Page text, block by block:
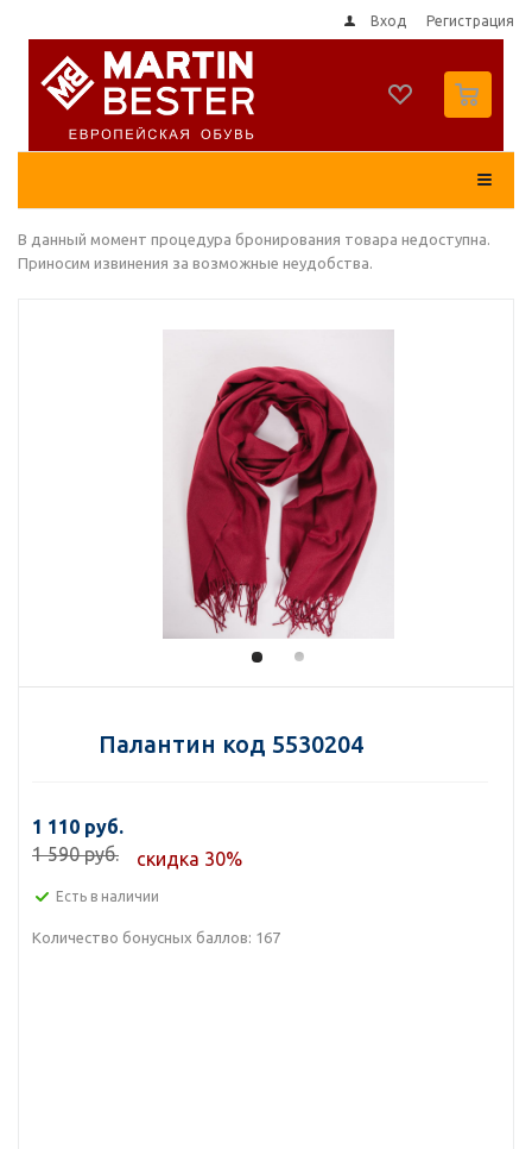
Вход Регистрация
В данный момент процедура бронирования товара недоступна.
Приносим извинения за возможные неудобства.
Палантин код 5530204
1 110 руб.
1 590 руб.
скидка 30%
Есть в наличии
Количество бонусных баллов: 167